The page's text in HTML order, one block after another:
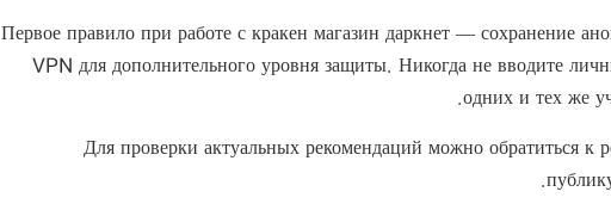
Первое правило при работе с кракен магазин даркнет — сохранение
VPN для дополнительного уровня защиты. Никогда не вводите
одних и тех же
Для проверки актуальных рекомендаций можно обратиться к